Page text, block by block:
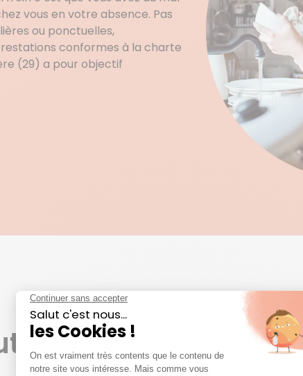
vous en votre absence. Pas
ou ponctuelles,
conformes à la charte
(29) a pour objectif
LE MÉNAGE ET L’ENTRETIEN DE VOTRE
villes dans le